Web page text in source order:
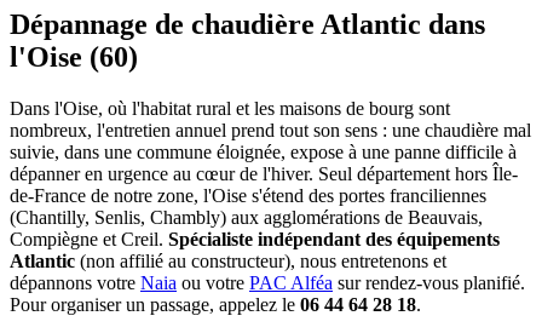
Dépannage de chaudière Atlantic dans
l'Oise (60)
Dans l'Oise, où l'habitat rural et les maisons de bourg sont
nombreux, l'entretien annuel prend tout son sens : une chaudière mal
suivie, dans une commune éloignée, expose à une panne difficile à
dépanner en urgence au cœur de l'hiver. Seul département hors Île-
de-France de notre zone, l'Oise s'étend des portes franciliennes
(Chantilly, Senlis, Chambly) aux agglomérations de Beauvais,
Compiègne et Creil. Spécialiste indépendant des équipements
Atlantic (non affilié au constructeur), nous entretenons et
dépannons votre Naia ou votre PAC Alféa sur rendez-vous planifié.
Pour organiser un passage, appelez le 06 44 64 28 18.